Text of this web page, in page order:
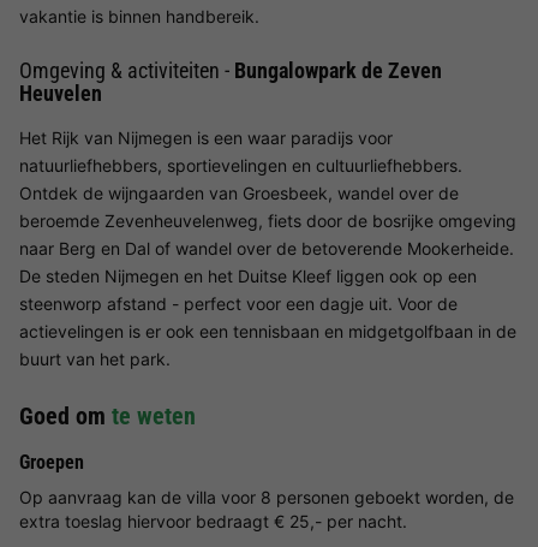
vakantie is binnen handbereik.
Omgeving & activiteiten - Bungalowpark de Zeven
Heuvelen
Het Rijk van Nijmegen is een waar paradijs voor
natuurliefhebbers, sportievelingen en cultuurliefhebbers.
Ontdek de wijngaarden van Groesbeek, wandel over de
beroemde Zevenheuvelenweg, fiets door de bosrijke omgeving
naar Berg en Dal of wandel over de betoverende Mookerheide.
De steden Nijmegen en het Duitse Kleef liggen ook op een
steenworp afstand - perfect voor een dagje uit. Voor de
actievelingen is er ook een tennisbaan en midgetgolfbaan in de
buurt van het park.
Goed om te weten
Groepen
Op aanvraag kan de villa voor 8 personen geboekt worden, de
extra toeslag hiervoor bedraagt € 25,- per nacht.